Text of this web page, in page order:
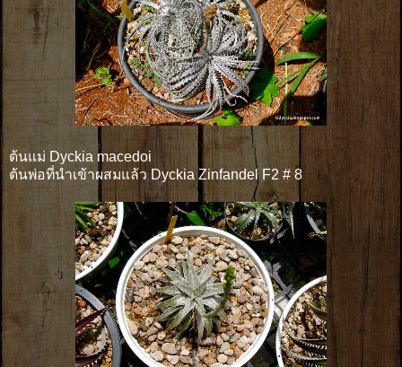
ต้นแม่ Dyckia macedoi
ต้นพ่อที่นำเข้าผสมแล้ว Dyckia Zinfandel F2 # 8